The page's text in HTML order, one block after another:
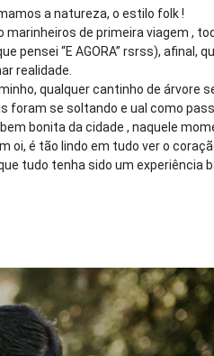
a natureza, o estilo folk !
de primeira viagem ,
“E AGORA” rsrss), afinal,
realidade.
qualquer cantinho de árvore
se soltando e ual como
bonita da cidade , naquele
é tão lindo em tudo ver o
tudo tenha sido um experiência